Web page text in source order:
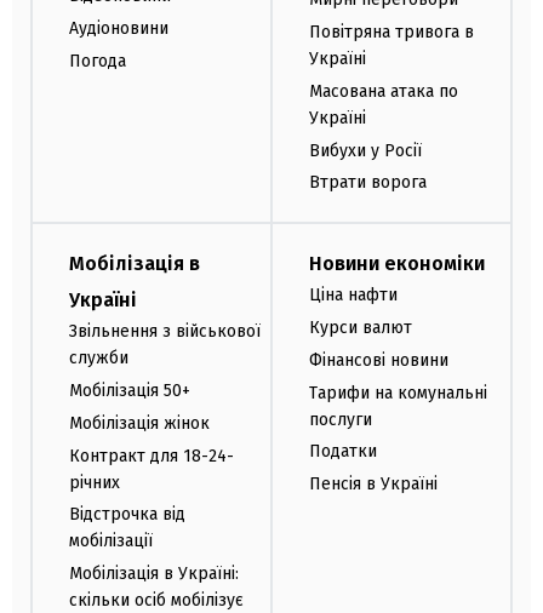
Аудіоновини
Погода
Повітряна тривога в
Україні
Масована атака по
Україні
Вибухи у Росії
Втрати ворога
Мобілізація в
Україні
Звільнення з військової
служби
Мобілізація 50+
Мобілізація жінок
Контракт для 18-24-
річних
Відстрочка від
мобілізації
Мобілізація в Україні:
скільки осіб мобілізує
Новини економіки
Ціна нафти
Курси валют
Фінансові новини
Тарифи на комунальні
послуги
Податки
Пенсія в Україні